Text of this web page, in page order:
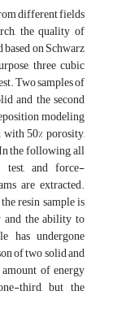
different fields
the quality of
on Schwarz
three cubic
Two samples of
and the second
modeling
50% porosity,
the following, all
test, and force-
are extracted.
resin sample is
the ability to
has undergone
of two solid and
of energy
third, but the